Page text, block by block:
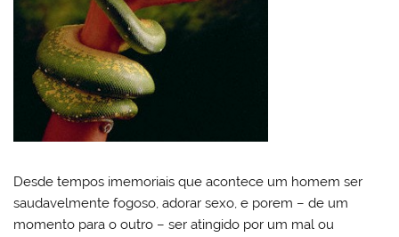
Desde tempos imemoriais que acontece um homem ser
saudavelmente fogoso, adorar sexo, e porem – de um
momento para o outro – ser atingido por um mal ou